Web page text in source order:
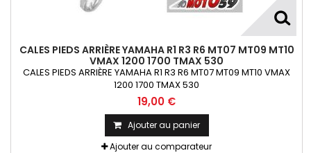
CALES PIEDS ARRIÈRE YAMAHA R1 R3 R6 MT07 MT09 MT10
VMAX 1200 1700 TMAX 530
CALES PIEDS ARRIÈRE YAMAHA R1 R3 R6 MT07 MT09 MT10 VMAX
1200 1700 TMAX 530
19,00 €
Ajouter au panier
Ajouter au comparateur